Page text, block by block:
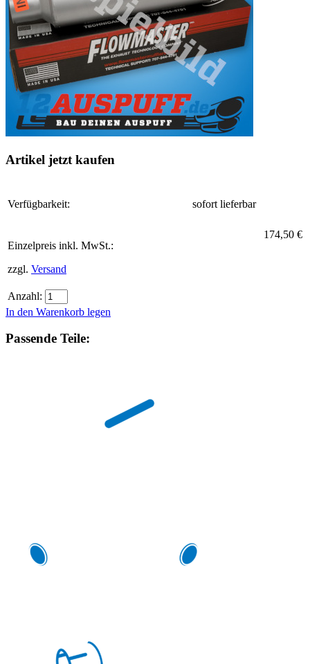
Artikel jetzt kaufen
Verfügbarkeit: sofort lieferbar
Einzelpreis inkl. MwSt.:
zzgl. Versand
174,50 €
Anzahl:
In den Warenkorb legen
Passende Teile: